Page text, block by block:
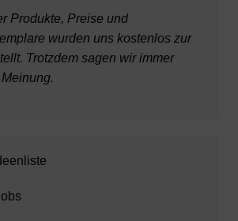
Produkte, Preise und
wurden uns kostenlos zur
Trotzdem sagen wir immer